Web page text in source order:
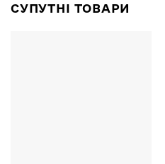
СУПУТНІ ТОВАРИ